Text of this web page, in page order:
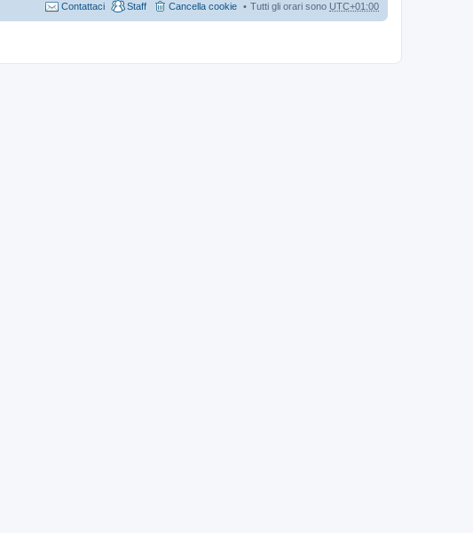
Tutti gli orari sono UTC+01:00
Cancella cookie
Staff
Contattaci